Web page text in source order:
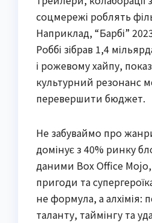
соцмережі роблять
Наприклад, “Барбі”
Роббі зібрав 1,4
і рожевому хайпу,
культурний резонанс
перевершити бюджет.
Не забуваймо про
домінує з 40% ринку
даними Box Office
пригоди та
не формула, а алхімія:
таланту, таймінгу та